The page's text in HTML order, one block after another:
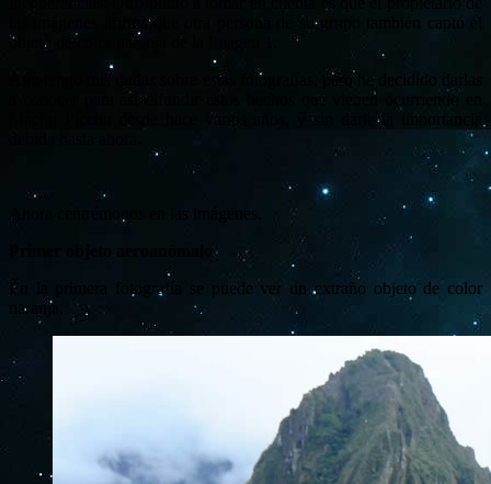
las imágenes afirma que otra persona de su grupo también captó el
objeto de color naranja de la Imagen 1.
Aún tengo mis dudas sobre estas fotografías, pero he decidido darlas
a conocer para así difundir estos hechos que vienen ocurriendo en
Machu Picchu desde hace varios años, y sin darle la importancia
En la primera fotografía se puede ver un extraño objeto de color
naranja.